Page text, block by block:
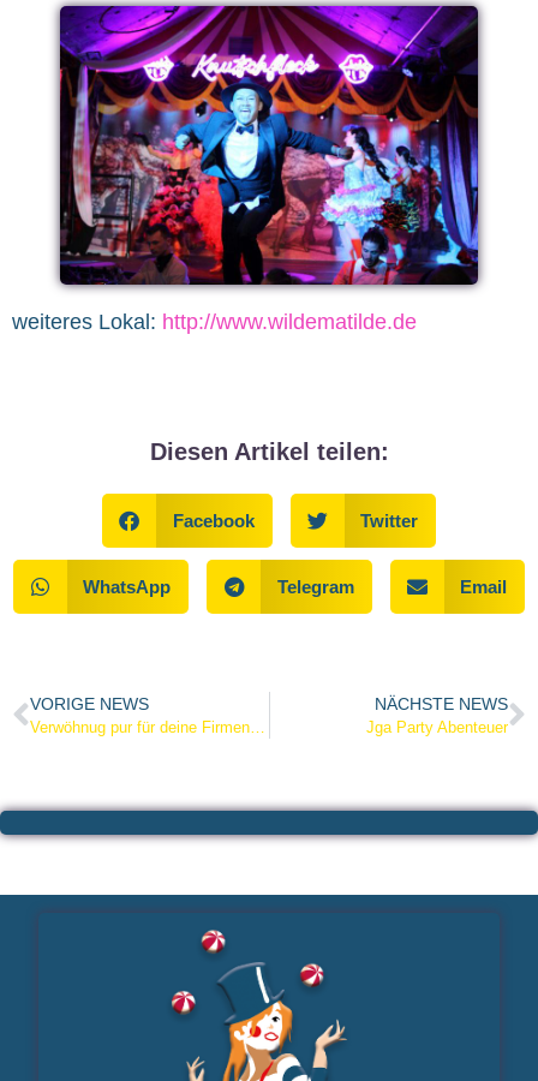
weiteres Lokal: http://www.wildematilde.de
Diesen Artikel teilen:
Facebook Twitter
WhatsApp Telegram Email
VORIGE NEWS
Verwöhnug pur für deine Firmen Feier
NÄCHSTE NEWS
Jga Party Abenteuer